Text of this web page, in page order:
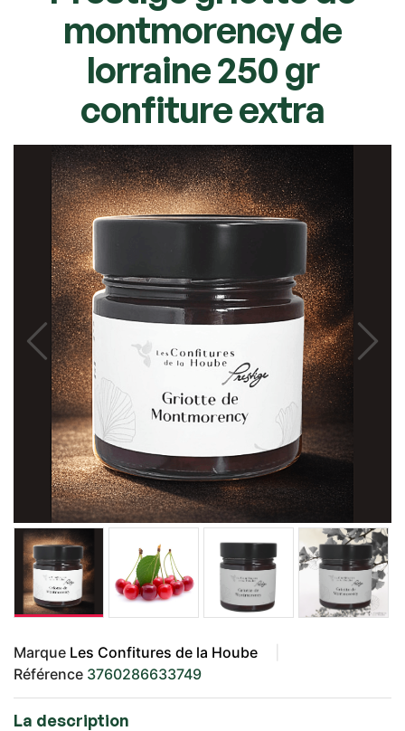
montmorency de
lorraine 250 gr
confiture extra
Marque Les Confitures de la Hoube
Référence 3760286633749
La description